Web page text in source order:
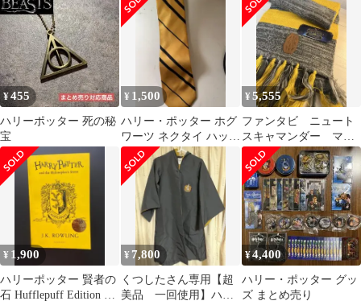
ン、ハッフルパフ
綾瀬桃
¥455
ハリーポッター 死の秘
宝
¥ 1,500
ハリー・ポッター ホグ
ワーツ ネクタイ ハッフ
ルパフ ※来週末処分美
品
¥5,555
ファンタビ ニュート
スキャマンダー マフ
ラー
¥ 1,900
ハリーポッター 賢者の
石 Hufflepuff Edition 洋
¥ 7,800
くつしたさん専用【超
美品 一回使用】ハリ
¥4,400
ハリー・ポッター グッ
ズ まとめ売り